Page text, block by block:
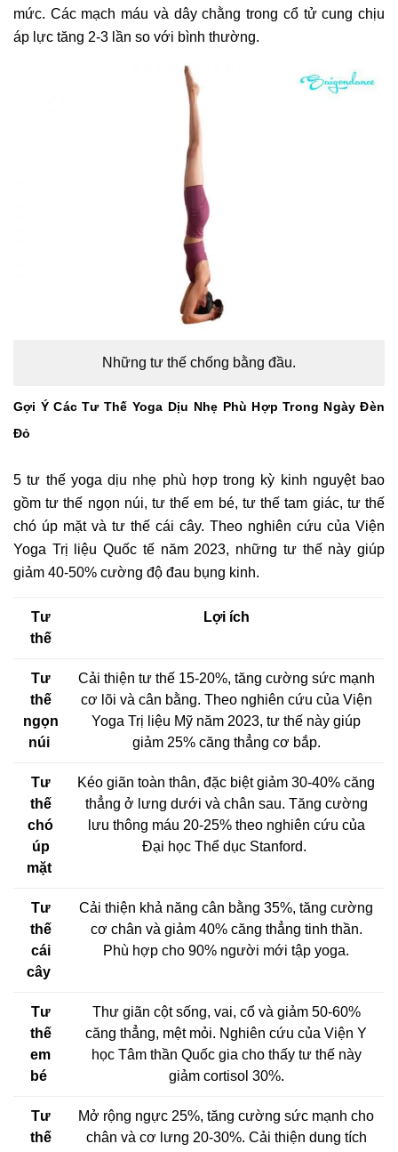
mức. Các mạch máu và dây chằng trong cổ tử cung chịu
áp lực tăng 2-3 lần so với bình thường.
Những tư thế chống bằng đầu.
Gợi Ý Các Tư Thế Yoga Dịu Nhẹ Phù Hợp Trong Ngày Đèn
Đỏ
5 tư thế yoga dịu nhẹ phù hợp trong kỳ kinh nguyệt bao
gồm tư thế ngọn núi, tư thế em bé, tư thế tam giác, tư thế
chó úp mặt và tư thế cái cây. Theo nghiên cứu của Viện
Yoga Trị liệu Quốc tế năm 2023, những tư thế này giúp
giảm 40-50% cường độ đau bụng kinh.
Tư
thế
Lợi ích
Tư
thế
ngọn
núi
Cải thiện tư thế 15-20%, tăng cường sức mạnh
cơ lõi và cân bằng. Theo nghiên cứu của Viện
Yoga Trị liệu Mỹ năm 2023, tư thế này giúp
giảm 25% căng thẳng cơ bắp.
Tư
thế
chó
úp
mặt
Kéo giãn toàn thân, đặc biệt giảm 30-40% căng
thẳng ở lưng dưới và chân sau. Tăng cường
lưu thông máu 20-25% theo nghiên cứu của
Đại học Thể dục Stanford.
Tư
thế
cái
cây
Cải thiện khả năng cân bằng 35%, tăng cường
cơ chân và giảm 40% căng thẳng tinh thần.
Phù hợp cho 90% người mới tập yoga.
Tư
thế
em
bé
Thư giãn cột sống, vai, cổ và giảm 50-60%
căng thẳng, mệt mỏi. Nghiên cứu của Viện Y
học Tâm thần Quốc gia cho thấy tư thế này
giảm cortisol 30%.
Tư
thế
Mở rộng ngực 25%, tăng cường sức mạnh cho
chân và cơ lưng 20-30%. Cải thiện dung tích